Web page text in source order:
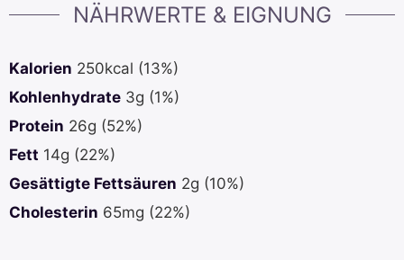
NÄHRWERTE & EIGNUNG
Kalorien 250kcal (13%)
Kohlenhydrate 3g (1%)
Protein 26g (52%)
Fett 14g (22%)
Gesättigte Fettsäuren 2g (10%)
Cholesterin 65mg (22%)